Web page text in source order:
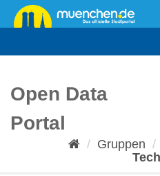
Überspringen
zum
Open Data
Portal
Gruppen